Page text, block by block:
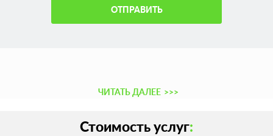
ОТПРАВИТЬ
ЧИТАТЬ ДАЛЕЕ >>>
Стоимость услуг: